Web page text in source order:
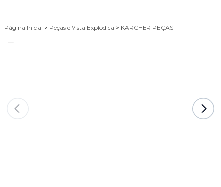
Página Inicial > Peças e Vista Explodida > KARCHER PEÇAS